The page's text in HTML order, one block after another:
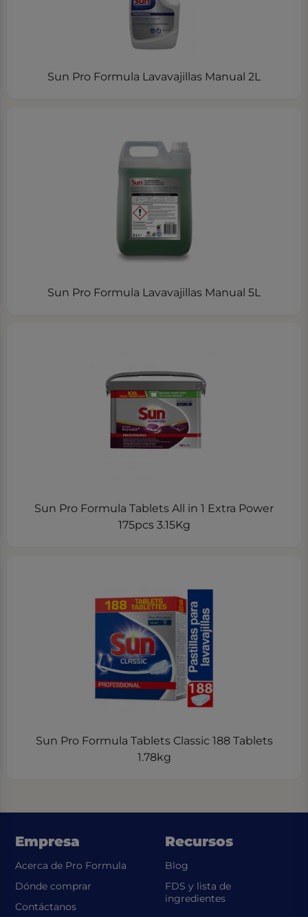
Sun Pro Formula Lavavajillas Manual 2L
Sun Pro Formula Lavavajillas Manual 5L
Sun Pro Formula Tablets All in 1 Extra Power
175pcs 3.15Kg
Sun Pro Formula Tablets Classic 188 Tablets
1.78kg
Empresa
Acerca de Pro Formula
Dónde comprar
Contáctanos
Recursos
Blog
FDS y lista de
ingredientes(opens in a new